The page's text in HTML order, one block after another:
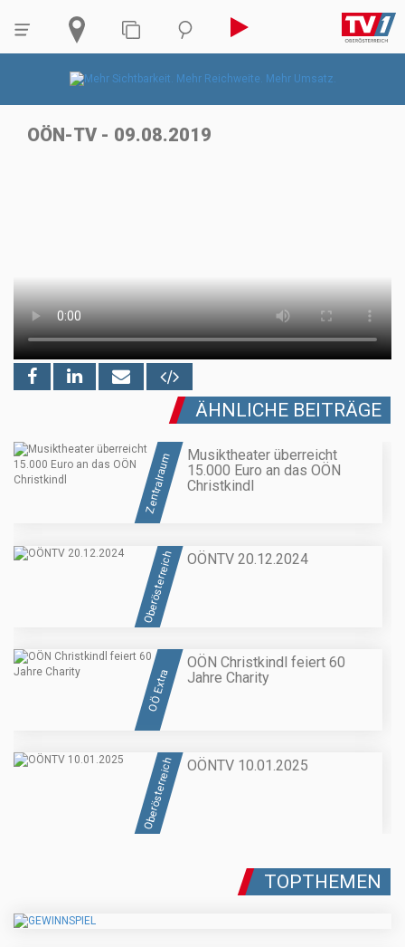
OÖN-TV - 09.08.2019
ÄHNLICHE BEITRÄGE
Zentralraum
Musiktheater überreicht
15.000 Euro an das OÖN
Christkindl
Oberösterreich OÖNTV 20.12.2024
OÖ Extra
OÖN Christkindl feiert 60
Jahre Charity
Oberösterreich OÖNTV 10.01.2025
TOPTHEMEN